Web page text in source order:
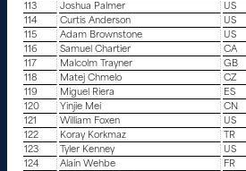
113
Joshua Palmer US
114
Curtis Anderson US
115
Adam Brownstone US
116
Samuel Chartier CA
117
Malcolm Trayner GB
118
Matej Chmelo CZ
119
Miguel Riera ES
120
Yinjie Mei CN
121
William Foxen US
122
Koray Korkmaz TR
123
Tyler Kenney US
124
Alain Wehbe FR